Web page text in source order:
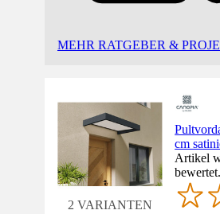
MEHR RATGEBER &
2 VARIANTEN
cm
Artikel
bewertet.